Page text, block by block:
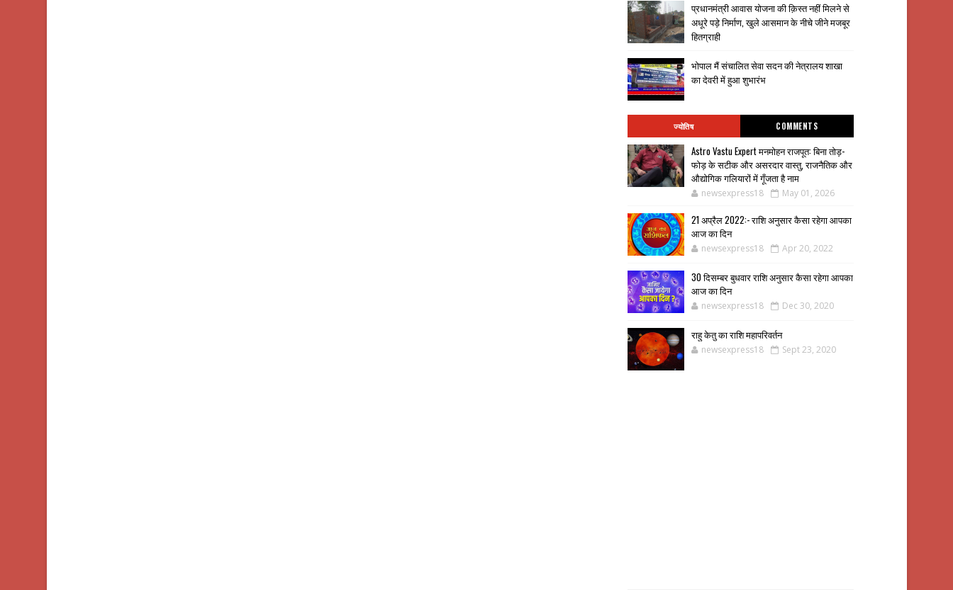
प्रधानमंत्री आवास योजना की क़िस्त नहीं मिलने से
अधूरे पड़े निर्माण, खुले आसमान के नीचे जीने मजबूर
हितग्राही
भोपाल मैं संचालित सेवा सदन की नेत्रालय शाखा
का देवरी में हुआ शुभारंभ
ज्योतिष COMMENTS
Astro Vastu Expert मनमोहन राजपूत: बिना तोड़-
फोड़ के सटीक और असरदार वास्तु, राजनैतिक और
औद्योगिक गलियारों में गूँजता है नाम
newsexpress18 May 01, 2026
21 अप्रैल 2022:- राशि अनुसार कैसा रहेगा आपका
आज का दिन
newsexpress18 Apr 20, 2022
30 दिसम्बर बुधवार राशि अनुसार कैसा रहेगा आपका
आज का दिन
newsexpress18 Dec 30, 2020
राहु केतु का राशि महापरिवर्तन
newsexpress18 Sept 23, 2020